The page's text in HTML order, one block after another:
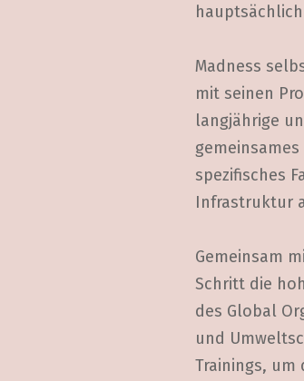
Madness
mit seinen
langjährige
gemeinsames
spezifisches
Infrastruktur
Gemeinsam
Schritt die
des Global
und
Trainings,